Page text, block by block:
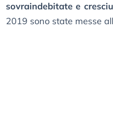
sovraindebitate e
2019 sono state messe